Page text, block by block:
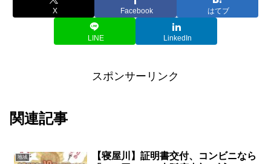
X Facebook はてブ
LINE LinkedIn
スポンサーリンク
関連記事
地域
【寝屋川】証明書交付、コンビニなら